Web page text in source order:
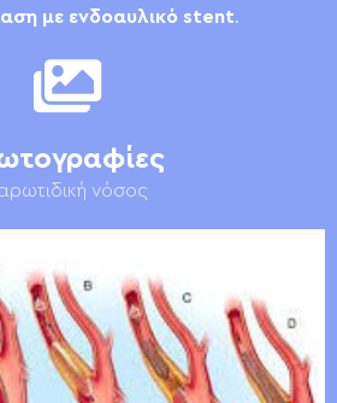
με ενδοαυλικό stent.
νόσος